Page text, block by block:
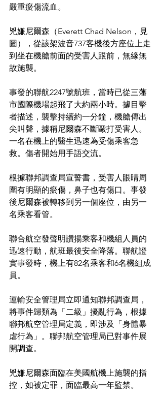
嚴重瘀傷流血。
兇嫌尼爾森（Everett Chad Nelson，見
圖），從該架波音737客機後方座位上走
到坐在機艙前面的受害人跟前，無緣無
故施襲。
事發的聯航2247號航班，當時已從三藩
市國際機場起飛了大約兩小時。據目擊
者描述，襲擊持續約一分鐘，機艙傳出
尖叫聲，據稱尼爾森不斷毆打受害人。
一名在機上的醫生迅速為受傷乘客急
救。傷者開始用手語交流。
根據聯邦調查局宣誓書，受害人眼睛周
圍有明顯的瘀傷，鼻子也有傷口。事發
後尼爾森被轉移到另一個座位，由另一
名乘客看管。
聯合航空發聲明讚揚乘客和機組人員的
迅速行動，航班最後安全降落。聯航證
實事發時，機上有82名乘客和6名機組成
員。
運輸安全管理局立即通知聯邦調查局，
將事件歸類為「二級」擾亂行為，根據
聯邦航空管理局定義，即涉及「身體暴
虐行為」。聯邦航空管理局已對事件展
開調查。
兇嫌尼爾森面臨在美國航機上施襲的指
控，如被定罪，面臨最高一年監禁。